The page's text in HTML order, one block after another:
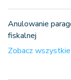
Anulowanie
fiskalnej
Zobacz wszystkie